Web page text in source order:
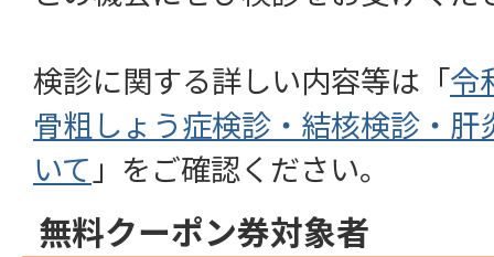
検診に関する詳しい内容等は「令
骨粗しょう症検診・結核検診・
いて 」をご確認ください。
無料クーポン券対象者